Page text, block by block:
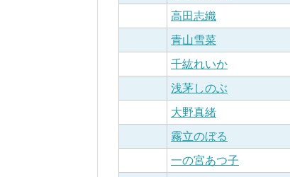
高田志織
青山雪菜
千紘れいか
浅茅しのぶ
大野真緒
霧立のぼる
一の宮あつ子